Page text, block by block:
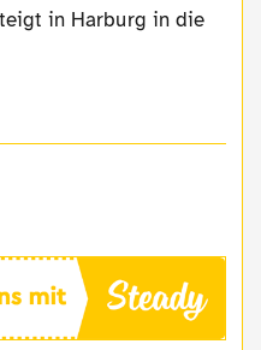
in Harburg in die